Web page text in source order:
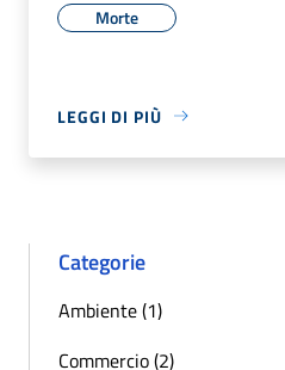
Morte
LEGGI DI PIÙ
Categorie
Ambiente (1)
Commercio (2)